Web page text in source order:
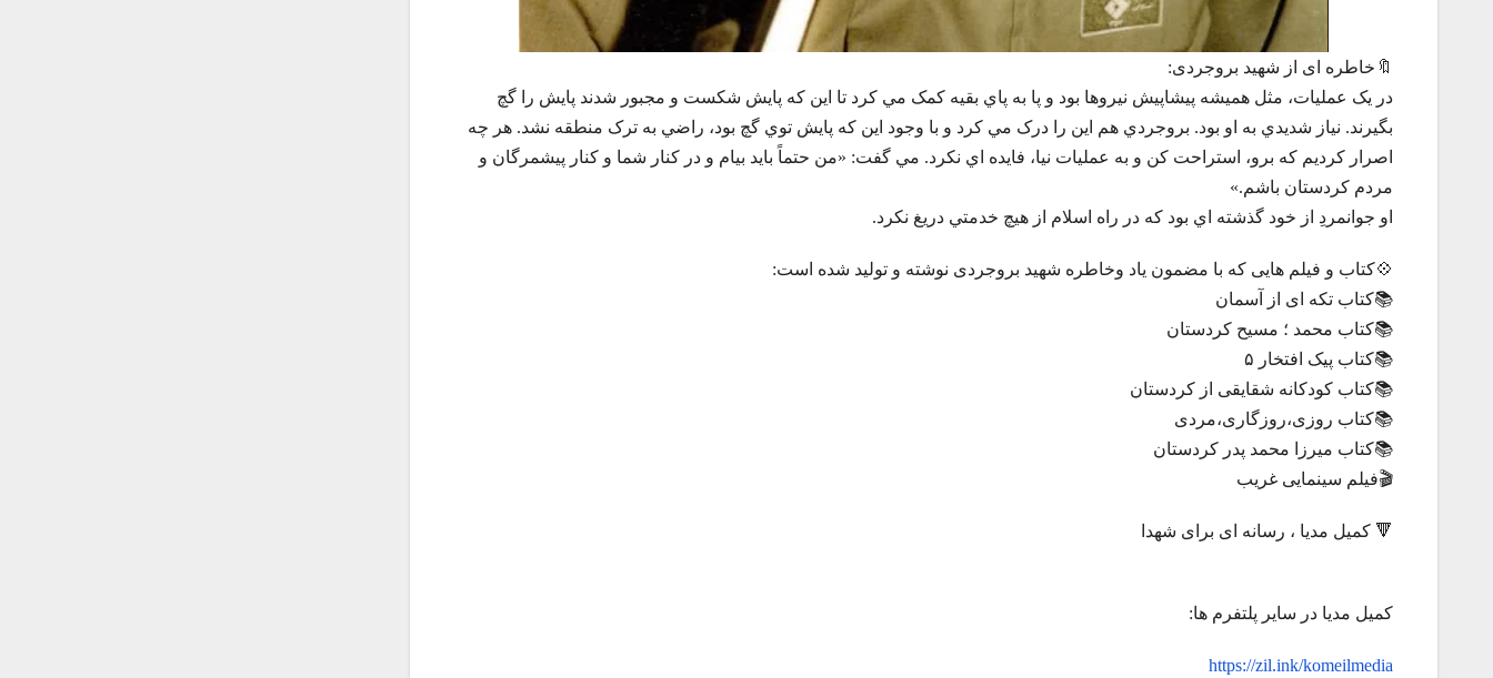
🔖خاطره ای از شهید بروجردی:
در يک عمليات، مثل هميشه پيشاپيش نيروها بود و پا به پاي بقيه کمک مي کرد تا اين که پايش شکست و مجبور شدند پايش را گچ
بگيرند. نياز شديدي به او بود. بروجردي هم اين را درک مي کرد و با وجود اين که پايش توي گچ بود، راضي به ترک منطقه نشد. هر چه
اصرار کرديم که برو، استراحت کن و به عمليات نيا، فايده اي نکرد. مي گفت: «من حتماً بايد بيام و در کنار شما و کنار پيشمرگان و
مردم کردستان باشم.»
او جوانمردِ از خود گذشته اي بود که در راه اسلام از هيچ خدمتي دريغ نکرد.
💠کتاب و فیلم هایی که با مضمون یاد وخاطره شهید بروجردی نوشته و تولید شده است:
📚کتاب تکه ای از آسمان
📚کتاب محمد ؛ مسیح کردستان
📚کتاب پیک افتخار ۵
📚کتاب کودکانه شقایقی از کردستان
📚کتاب روزی،روزگاری،مردی
📚کتاب میرزا محمد پدر کردستان
🎬فیلم سینمایی غریب
🔻 کمیل مدیا ، رسانه ای برای شهدا
کمیل مدیا در سایر پلتفرم ها:
https://zil.ink/komeilmedia